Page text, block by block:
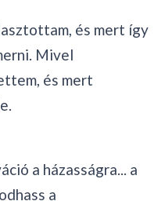
és mert így
Mivel
és mert
a házasságra... a
a